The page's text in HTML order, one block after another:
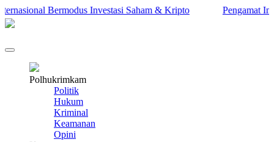
Bermodus Investasi Saham & Kripto Pengamat
Polhukrimkam
Politik
Hukum
Kriminal
Keamanan
Opini